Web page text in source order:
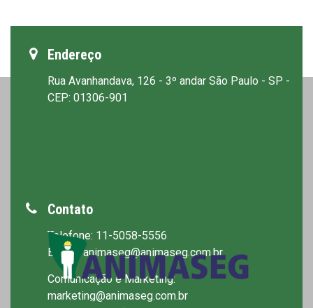
Endereço
Rua Avanhandava, 126 - 3º andar São Paulo - SP -
CEP: 01306-901
Contato
Telefone: 11-5058-5556
E-mail: animaseg@animaseg.com.br
Comunicação e Marketing:
marketing@animaseg.com.br